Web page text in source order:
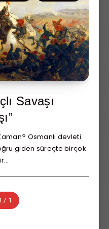
Savaşı
Osmanlı devleti
giden süreçte birçok
/ 1